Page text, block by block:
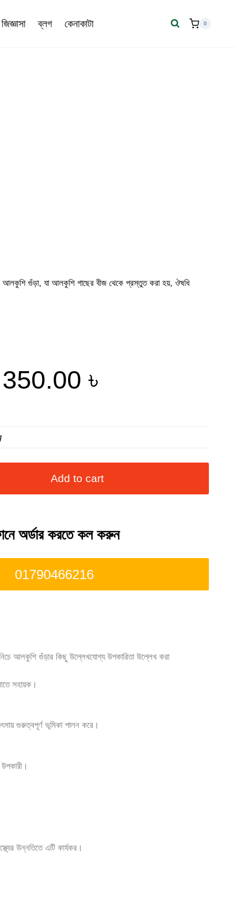
ব্লগ কেনাকাটা 0
গুঁড়া, যা আলকুশি গাছের বীজ থেকে প্রস্তুত করা হয়, ঔষধি
350.00৳
Add to cart
অর্ডার করতে কল করুন
01790466216
আলকুশি গুঁড়ার কিছু উল্লেখযোগ্য উপকারিতা উল্লেখ করা
সহায়ক।
গুরুত্বপূর্ণ ভূমিকা পালন করে।
উন্নতিতে এটি কার্যকর।